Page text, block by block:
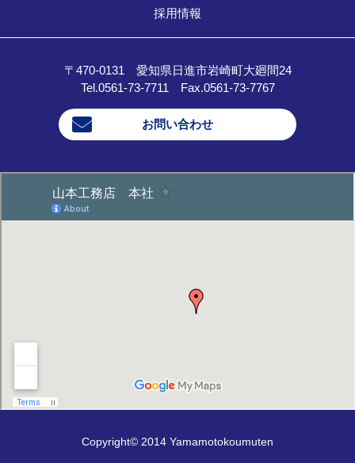
採用情報
〒470-0131 愛知県日進市岩崎町大廻間24
Tel.0561-73-7711 Fax.0561-73-7767
お問い合わせ
Copyright© 2014 Yamamotokoumuten